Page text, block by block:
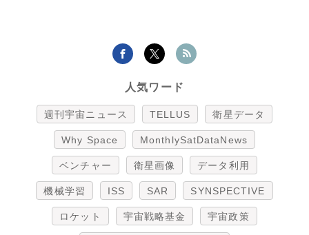
人気ワード
週刊宇宙ニュース TELLUS 衛星データ
Why Space MonthlySatDataNews
ベンチャー 衛星画像 データ利用
機械学習 ISS SAR SYNSPECTIVE
ロケット 宇宙戦略基金 宇宙政策